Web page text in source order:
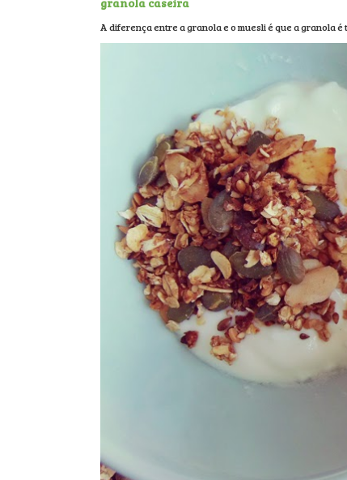
granola caseira
A diferença entre a granola e o muesli é que a granola